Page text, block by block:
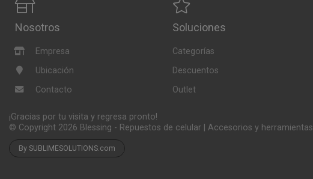
Nosotros
Empresa
Ubicación
Contacto
Soluciones
Categorías
Descuentos
Outlet
¡Gracias por tu visita y regresa pronto!
© Copyright 2026 Blessing - Repuestos de celular | Accesorios y herramientas
By SUBLIMESOLUTIONS.com